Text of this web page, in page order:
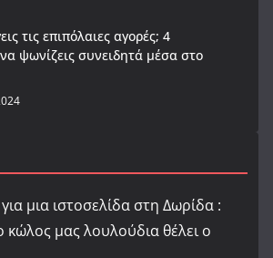
τις επιπόλαιες αγορές; 4
ψωνίζεις συνειδητά μέσα στο